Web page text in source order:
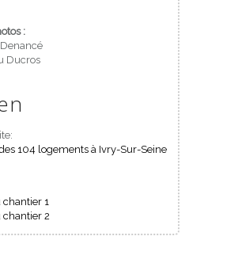
:
Ducros
104 logements à Ivry-Sur-Seine
1
chantier 2